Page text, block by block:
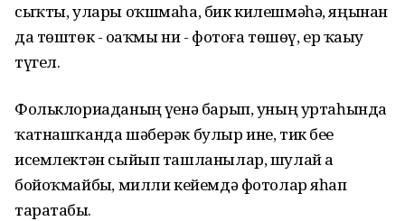
сыҡты, улары оҡшмаһа, бик килешмәһә, яңынан
да төштөк - оҙаҡмы ни - фотоға төшөү, ер ҡаҙыу
түгел.
Фольклориаданың үҙенә барып, уның уртаһында
ҡатнашҡанда шәберәк булыр ине, тик беҙҙе
исемлектән сыйып ташланылар, шулай ҙа
бойоҡмайбыҙ, милли кейемдә фотолар яһап
таратабыҙ.